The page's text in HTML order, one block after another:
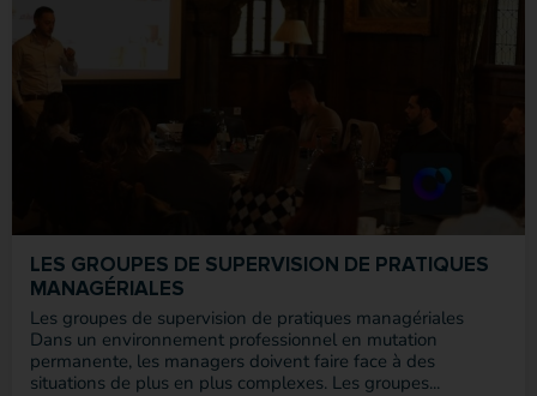
LES GROUPES DE SUPERVISION DE PRATIQUES
MANAGÉRIALES
Les groupes de supervision de pratiques managériales
Dans un environnement professionnel en mutation
permanente, les managers doivent faire face à des
situations de plus en plus complexes. Les groupes...